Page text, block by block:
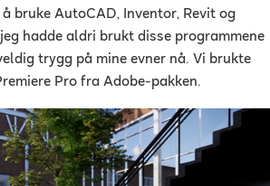
bruke AutoCAD, Inventor, Revit og
hadde aldri brukt disse programmene
trygg på mine evner nå. Vi brukte
Pro fra Adobe-pakken.